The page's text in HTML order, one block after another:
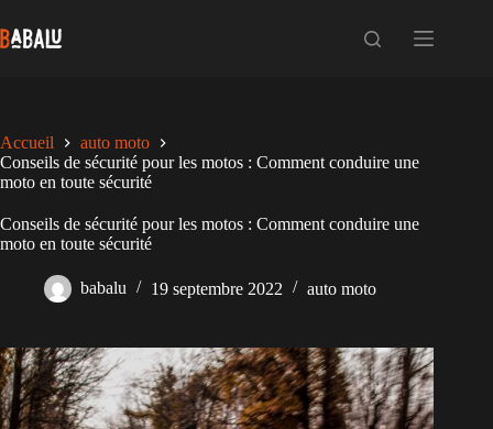
au
contenu
Accueil
auto moto
Conseils de sécurité pour les motos : Comment conduire une
moto en toute sécurité
Conseils de sécurité pour les motos : Comment conduire une
moto en toute sécurité
babalu 19 septembre 2022 auto moto